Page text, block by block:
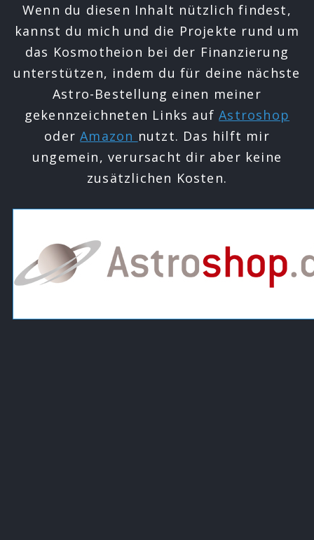
Wenn du diesen Inhalt nützlich findest,
kannst du mich und die Projekte rund um
das Kosmotheion bei der Finanzierung
unterstützen, indem du für deine nächste
Astro-Bestellung einen meiner
gekennzeichneten Links aufAstroshop
oderAmazon nutzt. Das hilft mir
ungemein, verursacht dir aber keine
zusätzlichen Kosten.